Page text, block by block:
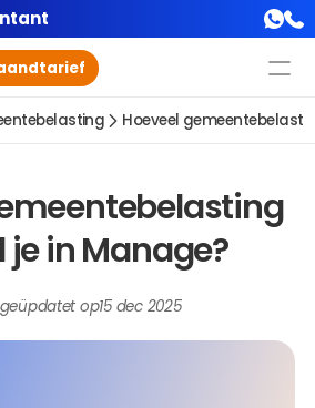
Hoeveel
je in Manage?
op15 dec 2025